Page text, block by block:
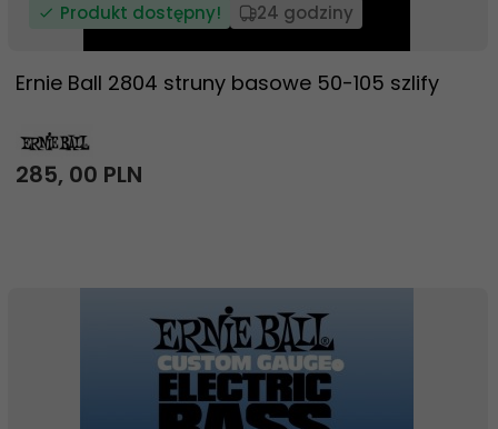
Produkt dostępny! 24 godziny
Ernie Ball 2804 struny basowe 50-105 szlify
285, 00 PLN